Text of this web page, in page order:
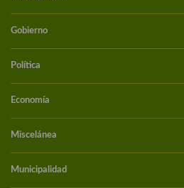
Gobierno
Política
Economía
Miscelánea
Municipalidad